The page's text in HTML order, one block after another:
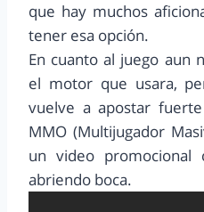
que hay muchos
tener esa opción.
En cuanto al juego aun
el motor que usara,
vuelve a apostar
MMO (Multijugador
un video
abriendo boca.